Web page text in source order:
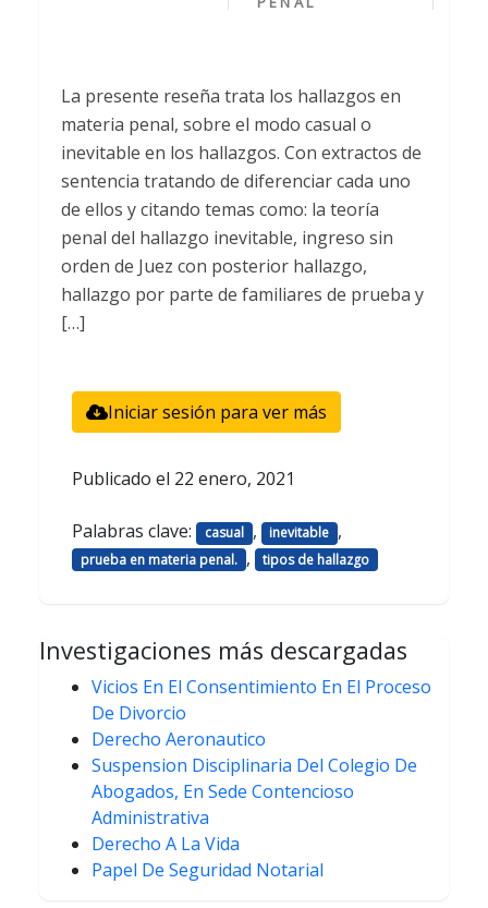
La presente reseña trata los hallazgos en
materia penal, sobre el modo casual o
inevitable en los hallazgos. Con extractos de
sentencia tratando de diferenciar cada uno
de ellos y citando temas como: la teoría
penal del hallazgo inevitable, ingreso sin
orden de Juez con posterior hallazgo,
hallazgo por parte de familiares de prueba y
[…]
Iniciar sesión para ver más
Publicado el 22 enero, 2021
Palabras clave: casual , inevitable ,
prueba en materia penal. , tipos de hallazgo
Investigaciones más descargadas
Vicios En El Consentimiento En El Proceso
De Divorcio
Derecho Aeronautico
Suspension Disciplinaria Del Colegio De
Abogados, En Sede Contencioso
Administrativa
Derecho A La Vida
Papel De Seguridad Notarial